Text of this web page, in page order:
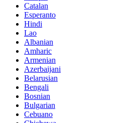
Catalan
Esperanto
Hindi
Lao
Albanian
Amharic
Armenian
Azerbaijani
Belarusian
Bengali
Bosnian
Bulgarian
Cebuano